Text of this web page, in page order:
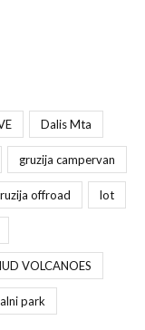
Dalis Mta
gruzija campervan
offroad lot
VOLCANOES
park